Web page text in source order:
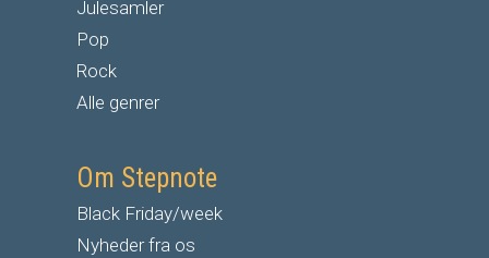
Julesamler
Pop
Rock
Alle genrer
Om Stepnote
Black Friday/week
Nyheder fra os